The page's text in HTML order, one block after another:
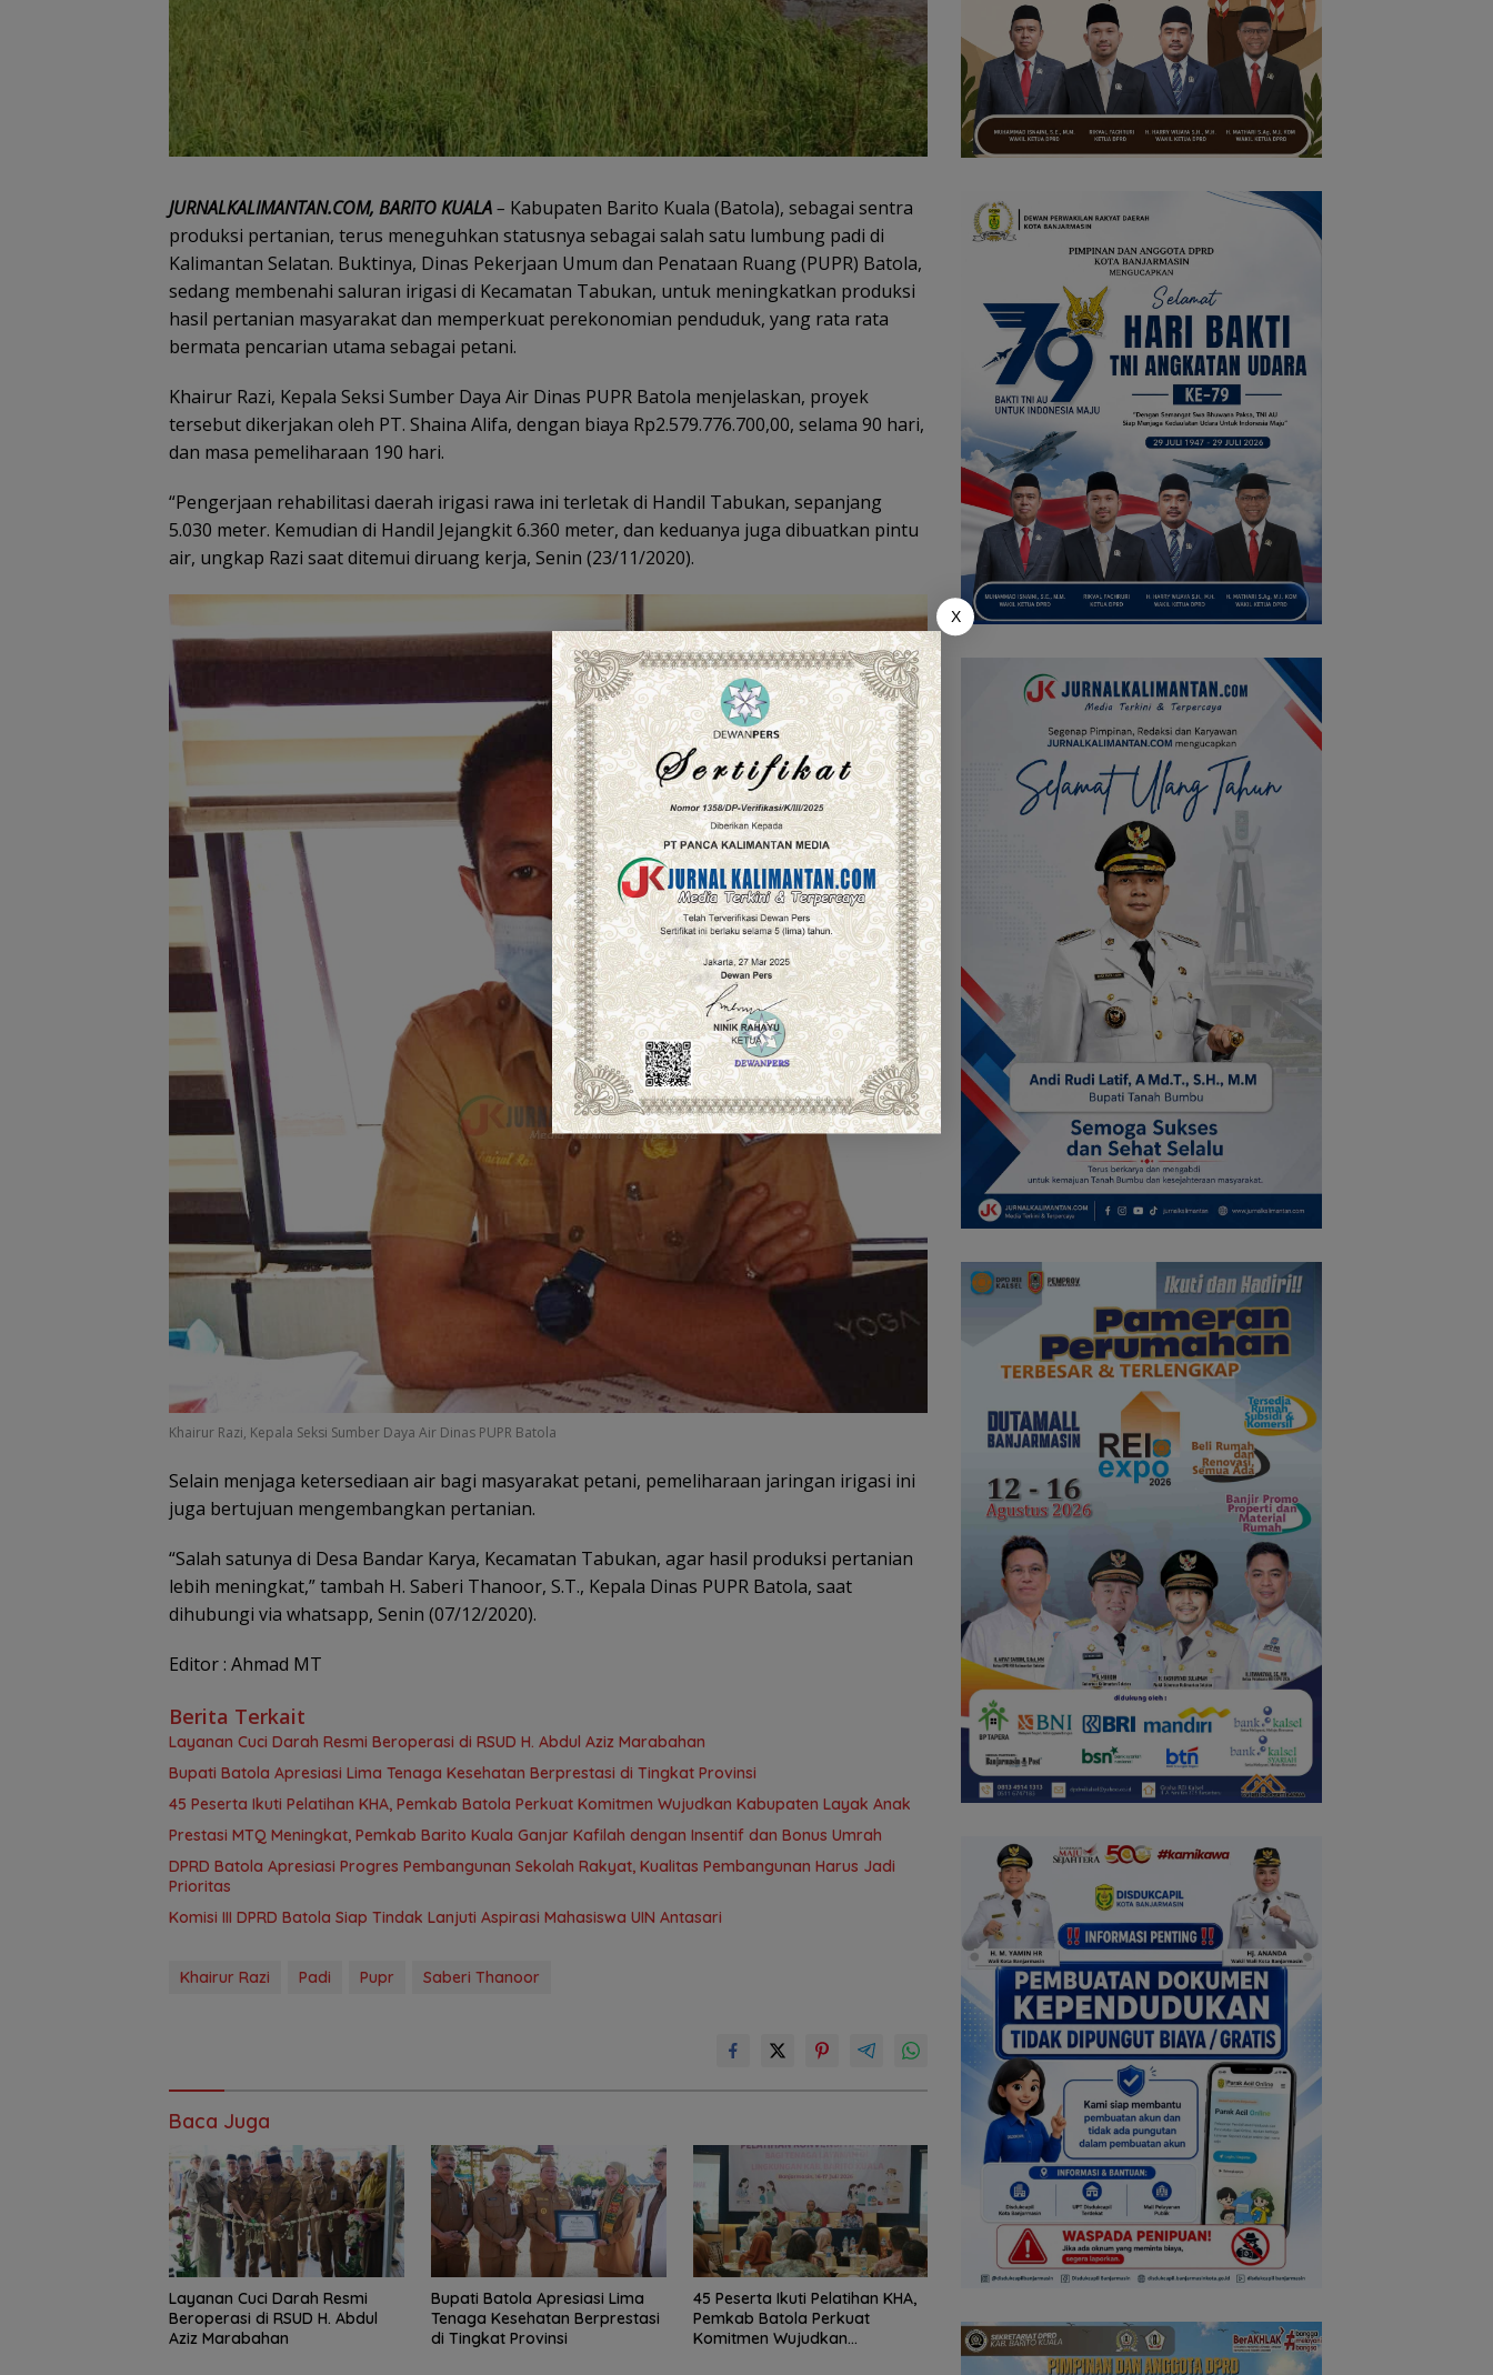
JURNALKALIMANTAN.COM, BARITO KUALA– Kabupaten Barito Kuala (Batola), sebagai sentra
produksi pertanian, terus meneguhkan statusnya sebagai salah satu lumbung padi di
Kalimantan Selatan. Buktinya, Dinas Pekerjaan Umum dan Penataan Ruang (PUPR) Batola,
sedang membenahi saluran irigasi di Kecamatan Tabukan, untuk meningkatkan produksi
hasil pertanian masyarakat dan memperkuat perekonomian penduduk, yang rata rata
bermata pencarian utama sebagai petani.
Khairur Razi, Kepala Seksi Sumber Daya Air Dinas PUPR Batola menjelaskan, proyek
tersebut dikerjakan oleh PT. Shaina Alifa, dengan biaya Rp2.579.776.700,00, selama 90 hari,
dan masa pemeliharaan 190 hari.
“Pengerjaan rehabilitasi daerah irigasi rawa ini terletak di Handil Tabukan, sepanjang
5.030 meter. Kemudian di Handil Jejangkit 6.360 meter, dan keduanya juga dibuatkan pintu
air, ungkap Razi saat ditemui diruang kerja, Senin (23/11/2020).
Khairur Razi, Kepala Seksi Sumber Daya Air Dinas PUPR Batola
Selain menjaga ketersediaan air bagi masyarakat petani, pemeliharaan jaringan irigasi ini
juga bertujuan mengembangkan pertanian.
“Salah satunya di Desa Bandar Karya, Kecamatan Tabukan, agar hasil produksi pertanian
lebih meningkat,” tambah H. Saberi Thanoor, S.T., Kepala Dinas PUPR Batola, saat
dihubungi via whatsapp, Senin (07/12/2020).
Editor : Ahmad MT
Berita Terkait
Layanan Cuci Darah Resmi Beroperasi di RSUD H. Abdul Aziz Marabahan
Bupati Batola Apresiasi Lima Tenaga Kesehatan Berprestasi di Tingkat Provinsi
45 Peserta Ikuti Pelatihan KHA, Pemkab Batola Perkuat Komitmen Wujudkan Kabupaten Layak Anak
Prestasi MTQ Meningkat, Pemkab Barito Kuala Ganjar Kafilah dengan Insentif dan Bonus Umrah
DPRD Batola Apresiasi Progres Pembangunan Sekolah Rakyat, Kualitas Pembangunan Harus Jadi
Prioritas
Komisi III DPRD Batola Siap Tindak Lanjuti Aspirasi Mahasiswa UIN Antasari
Khairur Razi Padi Pupr Saberi Thanoor
Baca Juga
Layanan Cuci Darah Resmi
Beroperasi di RSUD H. Abdul
Aziz Marabahan
Bupati Batola Apresiasi Lima
Tenaga Kesehatan Berprestasi
di Tingkat Provinsi
45 Peserta Ikuti Pelatihan KHA,
Pemkab Batola Perkuat
Komitmen Wujudkan
X